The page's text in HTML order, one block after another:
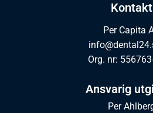
Kontakt
Per Capita
Org. nr:
Ansvarig
Per